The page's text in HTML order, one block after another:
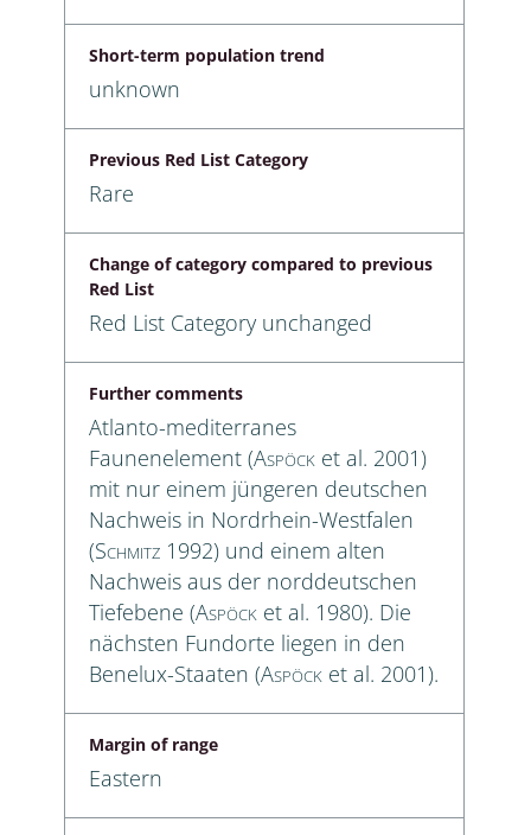
Short-term population trend
unknown
Previous Red List Category
Rare
Change of category compared to previous
Red List
Red List Category unchanged
Further comments
Atlanto-mediterranes
Faunenelement (Aspöck et al. 2001)
mit nur einem jüngeren deutschen
Nachweis in Nordrhein-Westfalen
(Schmitz 1992) und einem alten
Nachweis aus der norddeutschen
Tiefebene (Aspöck et al. 1980). Die
nächsten Fundorte liegen in den
Benelux-Staaten (Aspöck et al. 2001).
Margin of range
Eastern